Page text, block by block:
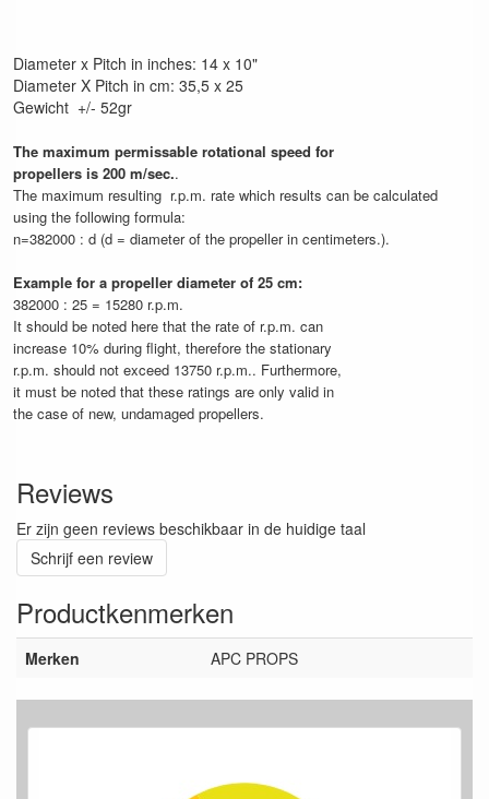
Diameter x Pitch in inches: 14 x 10"
Diameter X Pitch in cm: 35,5 x 25
Gewicht +/- 52gr
The maximum permissable rotational speed for
propellers is 200 m/sec..
The maximum resulting r.p.m. rate which results can be calculated
using the following formula:
n=382000 : d (d = diameter of the propeller in centimeters.).
Example for a propeller diameter of 25 cm:
382000 : 25 = 15280 r.p.m.
It should be noted here that the rate of r.p.m. can
increase 10% during flight, therefore the stationary
r.p.m. should not exceed 13750 r.p.m.. Furthermore,
it must be noted that these ratings are only valid in
the case of new, undamaged propellers.
Reviews
Er zijn geen reviews beschikbaar in de huidige taal
Schrijf een review
Productkenmerken
Merken APC PROPS